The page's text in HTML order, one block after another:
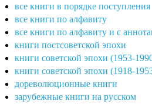
все книги в порядке поступления
все книги по алфавиту
все книги по алфавиту и с
книги постсоветской эпохи
книги советской эпохи (1953-
книги советской эпохи (1918-
дореволюционные книги
зарубежные книги на русском